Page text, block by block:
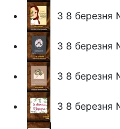
З 8 березня
З 8 березня
З 8 березня
З 8 березня